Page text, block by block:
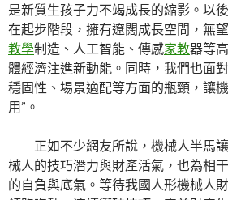
是新質生孩子力不竭成長的縮影。以
在起步階段，擁有遼闊成長空間，無
教學制造、人工智能、傳感家教器等
體經濟注進新動能。同時，我們也面
穩固性、場景適配等方面的瓶頸，讓
用”。
正如不少網友所說，機械人半馬
械人的技巧潛力與財產活氣，也為相
的自負與底氣。等待我國人形機械人